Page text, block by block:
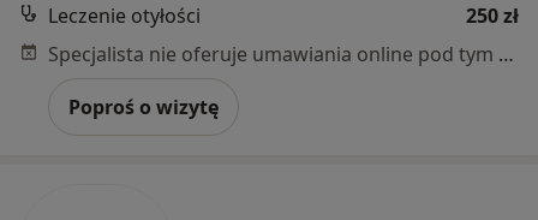
Leczenie otyłości
250 zł
Specjalista nie oferuje umawiania online pod tym adresem.
Poproś o wizytę